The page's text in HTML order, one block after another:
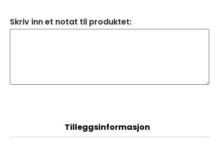
Skriv inn et notat til produktet:
Tilleggsinformasjon